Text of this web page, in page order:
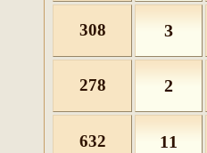
3
308
2
278
11
632